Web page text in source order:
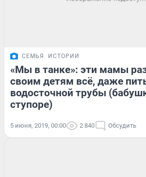
СЕМЬЯ ИСТОРИИ
«Мы в танке»: эти мамы
своим детям всё, даже
водосточной трубы
ступоре)
5 июня, 2019, 00:00 2 840 Обсудить